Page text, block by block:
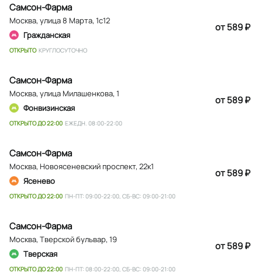
Самсон-Фарма
Москва, улица 8 Марта, 1с12
Гражданская
ОТКРЫТО КРУГЛОСУТОЧНО
от 589 ₽
Самсон-Фарма
Москва, улица Милашенкова, 1
Фонвизинская
ОТКРЫТО ДО 22:00 ЕЖЕДН. 08:00-22:00
от 589 ₽
Самсон-Фарма
Москва, Новоясеневский проспект, 22к1
Ясенево
ОТКРЫТО ДО 22:00 ПН-ПТ: 09:00-22:00, СБ-ВС: 09:00-21:00
от 589 ₽
Самсон-Фарма
Москва, Тверской бульвар, 19
Тверская
ОТКРЫТО ДО 22:00 ПН-ПТ: 08:00-22:00, СБ-ВС: 09:00-21:00
от 589 ₽